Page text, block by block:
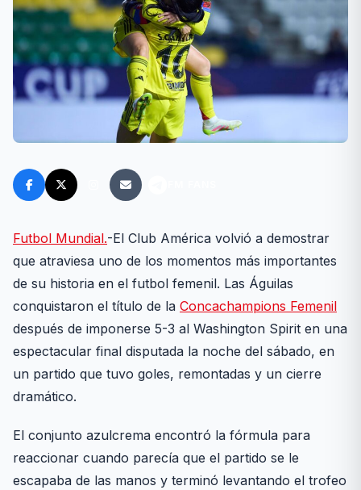
Futbol Mundial.-El Club América volvió a demostrar
que atraviesa uno de los momentos más importantes
de su historia en el futbol femenil. Las Águilas
conquistaron el título de la Concachampions Femenil
después de imponerse 5-3 al Washington Spirit en una
espectacular final disputada la noche del sábado, en
un partido que tuvo goles, remontadas y un cierre
dramático.
El conjunto azulcrema encontró la fórmula para
reaccionar cuando parecía que el partido se le
escapaba de las manos y terminó levantando el trofeo